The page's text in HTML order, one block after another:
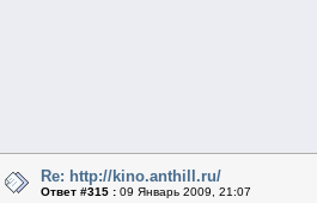
Re: http://kino.anthill.ru/
Ответ #315 : 09 Январь 2009, 21:07